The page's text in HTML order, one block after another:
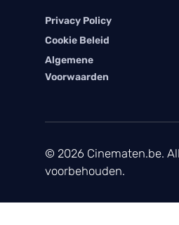
Privacy Policy
Cookie Beleid
Algemene
Voorwaarden
© 2026 Cinematen.be.
voorbehouden.